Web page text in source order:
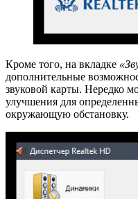
Кроме того, на вкладке
дополнительные
звуковой карты. Нередко
улучшения для
окружающую обстановку.